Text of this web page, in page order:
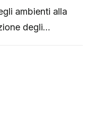
ambienti alla
degli…